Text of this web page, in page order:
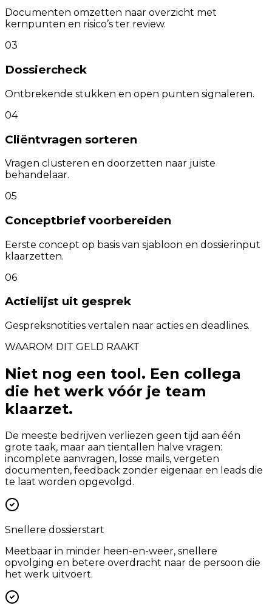
Documenten omzetten naar overzicht met
kernpunten en risico’s ter review.
03
Dossiercheck
Ontbrekende stukken en open punten signaleren.
04
Cliëntvragen sorteren
Vragen clusteren en doorzetten naar juiste
behandelaar.
05
Conceptbrief voorbereiden
Eerste concept op basis van sjabloon en dossierinput
klaarzetten.
06
Actielijst uit gesprek
Gespreksnotities vertalen naar acties en deadlines.
WAAROM DIT GELD RAAKT
Niet nog een tool. Een collega
die het werk vóór je team
klaarzet.
De meeste bedrijven verliezen geen tijd aan één
grote taak, maar aan tientallen halve vragen:
incomplete aanvragen, losse mails, vergeten
documenten, feedback zonder eigenaar en leads die
te laat worden opgevolgd.
Snellere dossierstart
Meetbaar in minder heen-en-weer, snellere
opvolging en betere overdracht naar de persoon die
het werk uitvoert.